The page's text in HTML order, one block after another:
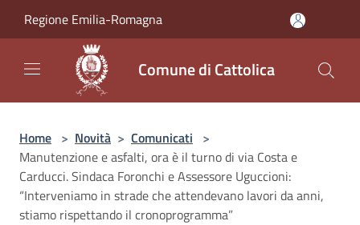
Regione Emilia-Romagna
Comune di Cattolica
Home > Novità > Comunicati >
Manutenzione e asfalti, ora è il turno di via Costa e
Carducci. Sindaca Foronchi e Assessore Uguccioni:
“Interveniamo in strade che attendevano lavori da anni,
stiamo rispettando il cronoprogramma”